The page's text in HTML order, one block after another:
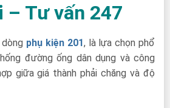
– Tư vấn 247
phụ kiện 201, là lựa chọn phổ
đường ống dân dụng và công
giữa giá thành phải chăng và độ